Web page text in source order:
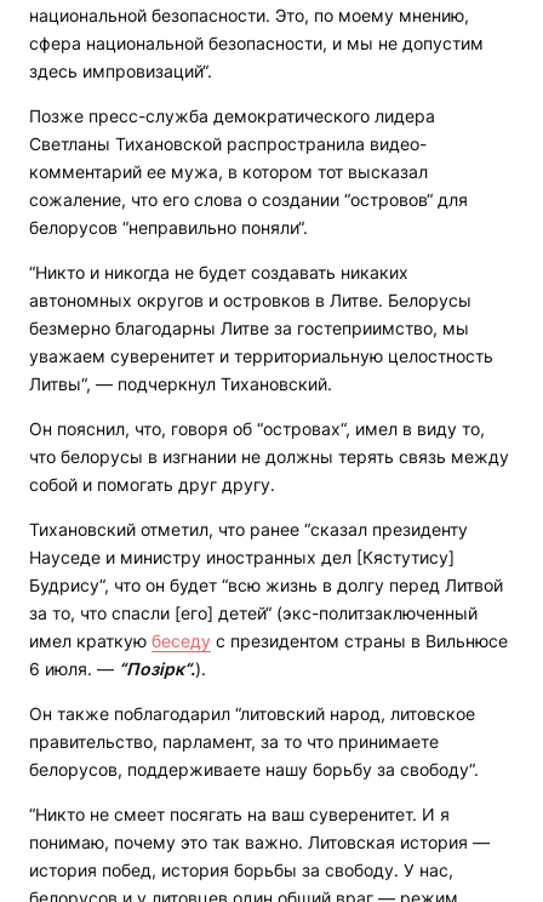
национальной безопасности. Это, по моему мнению,
сфера национальной безопасности, и мы не допустим
здесь импровизаций“.
Позже пресс-служба демократического лидера
Светланы Тихановской распространила видео-
комментарий ее мужа, в котором тот высказал
сожаление, что его слова о создании “островов“ для
белорусов “неправильно поняли“.
“Никто и никогда не будет создавать никаких
автономных округов и островков в Литве. Белорусы
безмерно благодарны Литве за гостеприимство, мы
уважаем суверенитет и территориальную целостность
Литвы“, — подчеркнул Тихановский.
Он пояснил, что, говоря об “островах“, имел в виду то,
что белорусы в изгнании не должны терять связь между
собой и помогать друг другу.
Тихановский отметил, что ранее “сказал президенту
Науседе и министру иностранных дел [Кястутису]
Будрису“, что он будет “всю жизнь в долгу перед Литвой
за то, что спасли [его] детей“ (экс-политзаключенный
имел краткую беседу с президентом страны в Вильнюсе
6 июля. — “Позірк“.).
Он также поблагодарил “литовский народ, литовское
правительство, парламент, за то что принимаете
белорусов, поддерживаете нашу борьбу за свободу“.
“Никто не смеет посягать на ваш суверенитет. И я
понимаю, почему это так важно. Литовская история —
история побед, история борьбы за свободу. У нас,
белорусов и у литовцев один общий враг — режим